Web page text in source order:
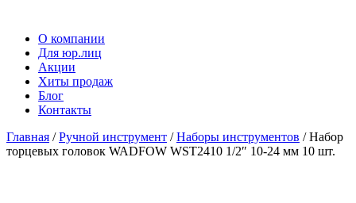
О компании
Для юр.лиц
Акции
Хиты продаж
Блог
Контакты
Главная /Ручной инструмент /Наборы инструментов / Набор
торцевых головок WADFOW WST2410 1/2″ 10-24 мм 10 шт.